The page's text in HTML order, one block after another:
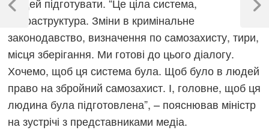
людей підготувати. “Це ціла система,
інфраструктура. Зміни в кримінальне
законодавство, визначення по самозахисту, тири,
місця зберігання. Ми готові до цього діалогу.
Хочемо, щоб ця система була. Щоб було в людей
право на збройний самозахист. І, головне, щоб ця
людина була підготовлена”, – пояснював міністр
на зустрічі з представниками медіа.
записів
Previous
Next